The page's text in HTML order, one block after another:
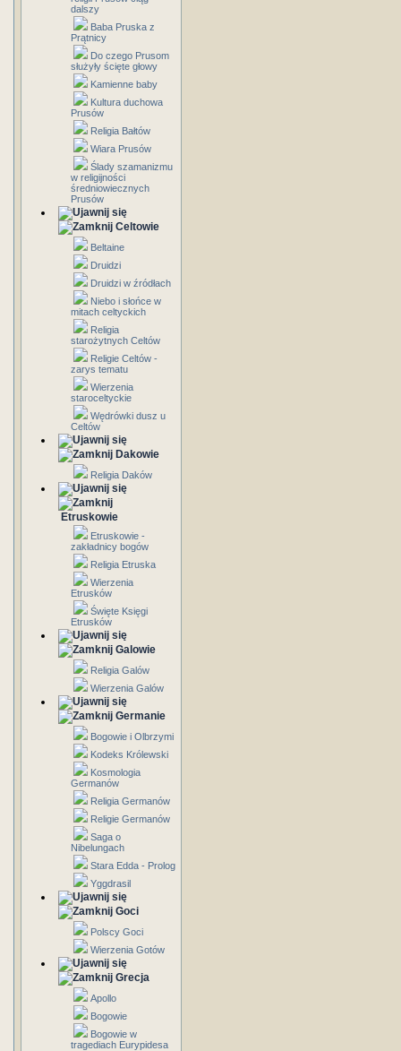
dalszy
Baba Pruska z
Prątnicy
Do czego Prusom
służyły ścięte głowy
Kamienne baby
Kultura duchowa
Prusów
Religia Bałtów
Wiara Prusów
Ślady szamanizmu
w religijności
średniowiecznych
Prusów
Celtowie
Beltaine
Druidzi
Druidzi w źródłach
Niebo i słońce w
mitach celtyckich
Religia
starożytnych Celtów
Religie Celtów -
zarys tematu
Wierzenia
staroceltyckie
Wędrówki dusz u
Celtów
Dakowie
Religia Daków
Etruskowie
Etruskowie -
zakładnicy bogów
Religia Etruska
Wierzenia
Etrusków
Święte Księgi
Etrusków
Galowie
Religia Galów
Wierzenia Galów
Germanie
Bogowie i Olbrzymi
Kodeks Królewski
Kosmologia
Germanów
Religia Germanów
Religie Germanów
Saga o
Nibelungach
Stara Edda - Prolog
Yggdrasil
Goci
Polscy Goci
Wierzenia Gotów
Grecja
Apollo
Bogowie
Bogowie w
tragediach Eurypidesa